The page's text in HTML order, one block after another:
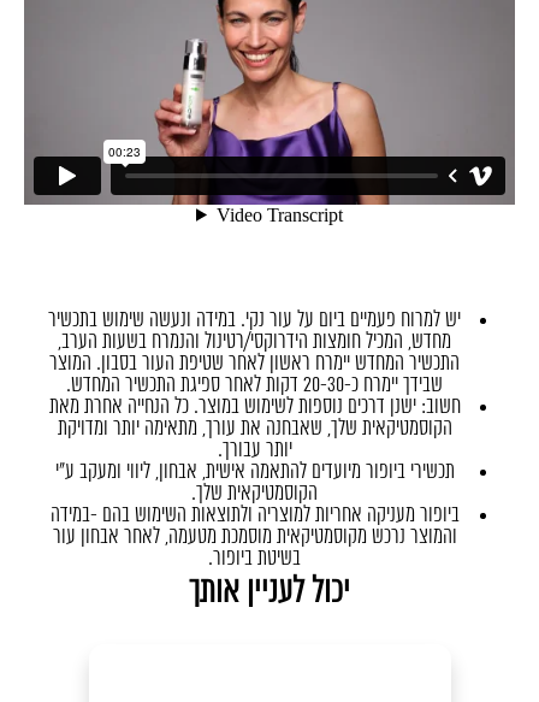
יש למרוח פעמיים ביום על עור נקי. במידה ונעשה שימוש בתכשיר
מחדש, המכיל חומצות הידרוקסי/רטינול והנמרח בשעות הערב,
התכשיר המחדש יימרח ראשון לאחר שטיפת העור בסבון. המוצר
שבידך יימרח כ-20-30 דקות לאחר ספיגת התכשיר המחדש.
חשוב: ישנן דרכים נוספות לשימוש במוצר. כל הנחייה אחרת מאת
הקוסמטיקאית שלך, שאבחנה את עורך, מתאימה יותר ומדויקת
יותר עבורך.
תכשירי ביופור מיועדים להתאמה אישית, אבחון, ליווי ומעקב ע"י
הקוסמטיקאית שלך.
ביופור מעניקה אחריות למוצריה ולתוצאות השימוש בהם -במידה
והמוצר נרכש מקוסמטיקאית מוסמכת מטעמה, לאחר אבחון עור
בשיטת ביופור.
יכול לעניין אותך